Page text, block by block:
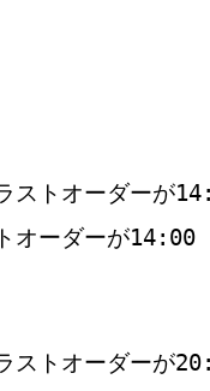
ストオーダーが
オーダーが14:00
ストオーダーが